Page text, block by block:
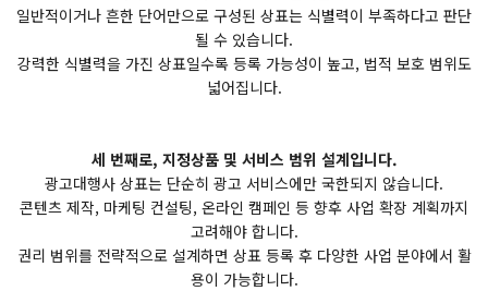
일반적이거나 흔한 단어만으로 구성된 상표는 식별력이 부족하다고 판단
될 수 있습니다.
강력한 식별력을 가진 상표일수록 등록 가능성이 높고, 법적 보호 범위도
넓어집니다.
세 번째로, 지정상품 및 서비스 범위 설계입니다.
광고대행사 상표는 단순히 광고 서비스에만 국한되지 않습니다.
콘텐츠 제작, 마케팅 컨설팅, 온라인 캠페인 등 향후 사업 확장 계획까지
고려해야 합니다.
권리 범위를 전략적으로 설계하면 상표 등록 후 다양한 사업 분야에서 활
용이 가능합니다.